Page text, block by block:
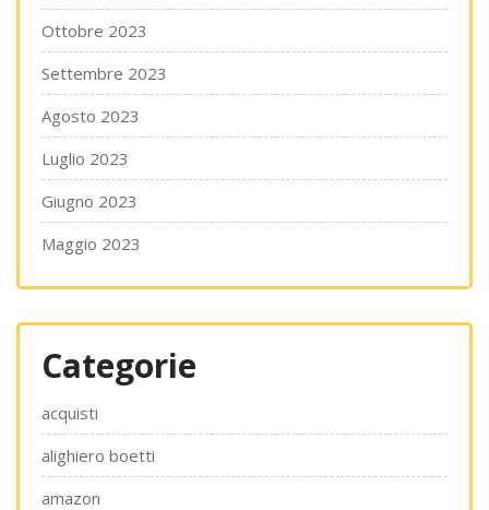
Ottobre 2023
Settembre 2023
Agosto 2023
Luglio 2023
Giugno 2023
Maggio 2023
Categorie
acquisti
alighiero boetti
amazon